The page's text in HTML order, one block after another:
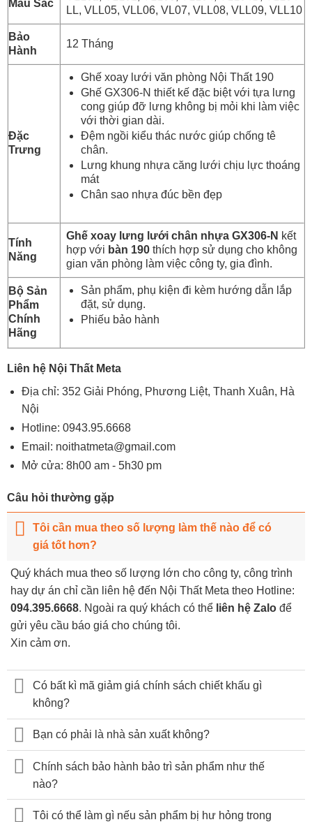
Màu Sắc
LL, VLL05, VLL06, VL07, VLL08, VLL09, VLL10
Bảo
Hành
12 Tháng
Đặc
Trưng
Ghế xoay lưới văn phòng Nội Thất 190
Ghế GX306-N thiết kế đặc biệt với tựa lưng
cong giúp đỡ lưng không bị mỏi khi làm việc
với thời gian dài.
Đệm ngồi kiểu thác nước giúp chống tê
chân.
Lưng khung nhựa căng lưới chịu lực thoáng
mát
Chân sao nhựa đúc bền đẹp
Tính
Năng
Ghế xoay lưng lưới chân nhựa GX306-N kết
hợp với bàn 190 thích hợp sử dụng cho không
gian văn phòng làm việc công ty, gia đình.
Bộ Sản
Phẩm
Chính
Hãng
Sản phẩm, phụ kiện đi kèm hướng dẫn lắp
đặt, sử dụng.
Phiếu bảo hành
Liên hệ Nội Thất Meta
Địa chỉ: 352 Giải Phóng, Phương Liệt, Thanh Xuân, Hà
Nội
Hotline: 0943.95.6668
Email: noithatmeta@gmail.com
Mở cửa: 8h00 am - 5h30 pm
Câu hỏi thường gặp
Tôi cần mua theo số lượng làm thế nào để có
giá tốt hơn?
Quý khách mua theo số lượng lớn cho công ty, công trình
hay dự án chỉ cần liên hệ đến Nội Thất Meta theo Hotline:
094.395.6668. Ngoài ra quý khách có thể liên hệ Zalo để
gửi yêu cầu báo giá cho chúng tôi.
Xin cảm ơn.
Có bất kì mã giảm giá chính sách chiết khấu gì
không?
Bạn có phải là nhà sản xuất không?
Chính sách bảo hành bảo trì sản phẩm như thế
nào?
Tôi có thể làm gì nếu sản phẩm bị hư hỏng trong